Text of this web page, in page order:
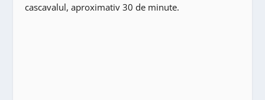
cascavalul, aproximativ 30 de minute.